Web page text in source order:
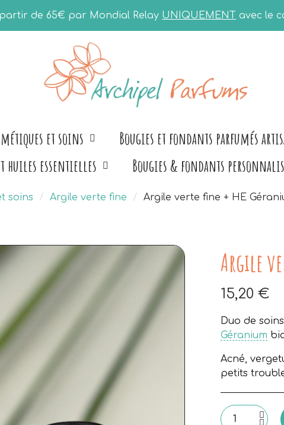
de 65€ par Mondial Relay UNIQUEMENT avec le
et soins
Bougies et fondants parfumés
huiles essentielles
Bougies & fondants
soins Argile verte fine Argile verte fine + HE
Argile
15,20 €
Duo de
Géranium
Acné,
petits